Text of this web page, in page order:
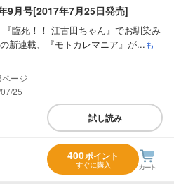
9月号[2017年7月25日発売]
臨死！！ 江古田ちゃん』でお馴染み
新連載、『モトカレマニア』が...も
25
試し読み
400ポイント
すぐに購入